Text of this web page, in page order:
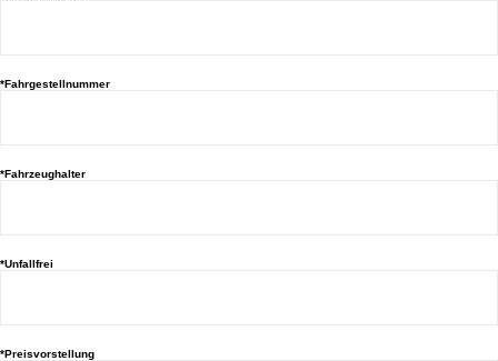
*Fahrgestellnummer
*Fahrzeughalter
*Unfallfrei
*Preisvorstellung